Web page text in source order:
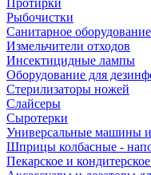
Протирки
Рыбочистки
Санитарное оборудование
Измельчители отходов
Инсектицидные лампы
Оборудование для
Стерилизаторы ножей
Слайсеры
Сыротерки
Универсальные машины
Шприцы колбасные -
Пекарское и